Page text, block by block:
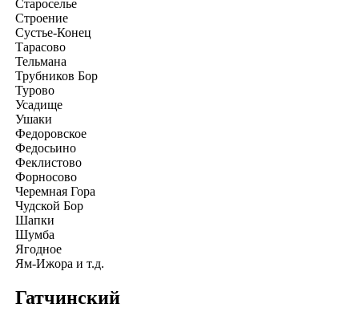
Староселье
Строение
Сустье-Конец
Тарасово
Тельмана
Трубников Бор
Турово
Усадище
Ушаки
Федоровское
Федосьино
Феклистово
Форносово
Черемная Гора
Чудской Бор
Шапки
Шумба
Ягодное
Ям-Ижора и т.д.
Гатчинский